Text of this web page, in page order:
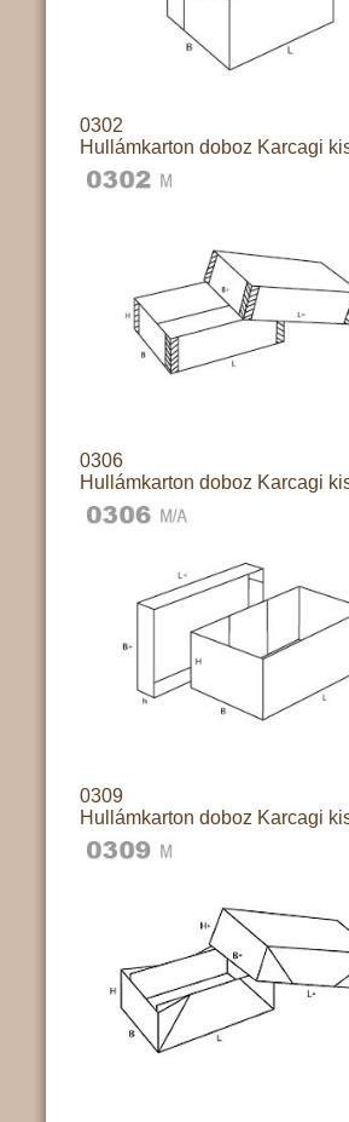
0302
Hullámkarton doboz Karcagi
0306
Hullámkarton doboz Karcagi
0309
Hullámkarton doboz Karcagi